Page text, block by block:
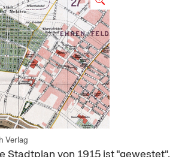
Verlag
Stadtplan von 1915 ist "gewestet".